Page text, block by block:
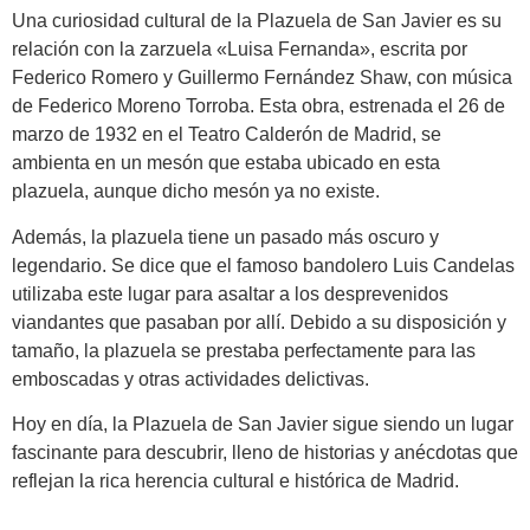
Una curiosidad cultural de la Plazuela de San Javier es su
relación con la zarzuela «Luisa Fernanda», escrita por
Federico Romero y Guillermo Fernández Shaw, con música
de Federico Moreno Torroba. Esta obra, estrenada el 26 de
marzo de 1932 en el Teatro Calderón de Madrid, se
ambienta en un mesón que estaba ubicado en esta
plazuela, aunque dicho mesón ya no existe.
Además, la plazuela tiene un pasado más oscuro y
legendario. Se dice que el famoso bandolero Luis Candelas
utilizaba este lugar para asaltar a los desprevenidos
viandantes que pasaban por allí. Debido a su disposición y
tamaño, la plazuela se prestaba perfectamente para las
emboscadas y otras actividades delictivas.
Hoy en día, la Plazuela de San Javier sigue siendo un lugar
fascinante para descubrir, lleno de historias y anécdotas que
reflejan la rica herencia cultural e histórica de Madrid.